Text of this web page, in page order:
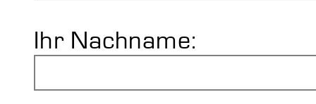
Ihr Nachname: